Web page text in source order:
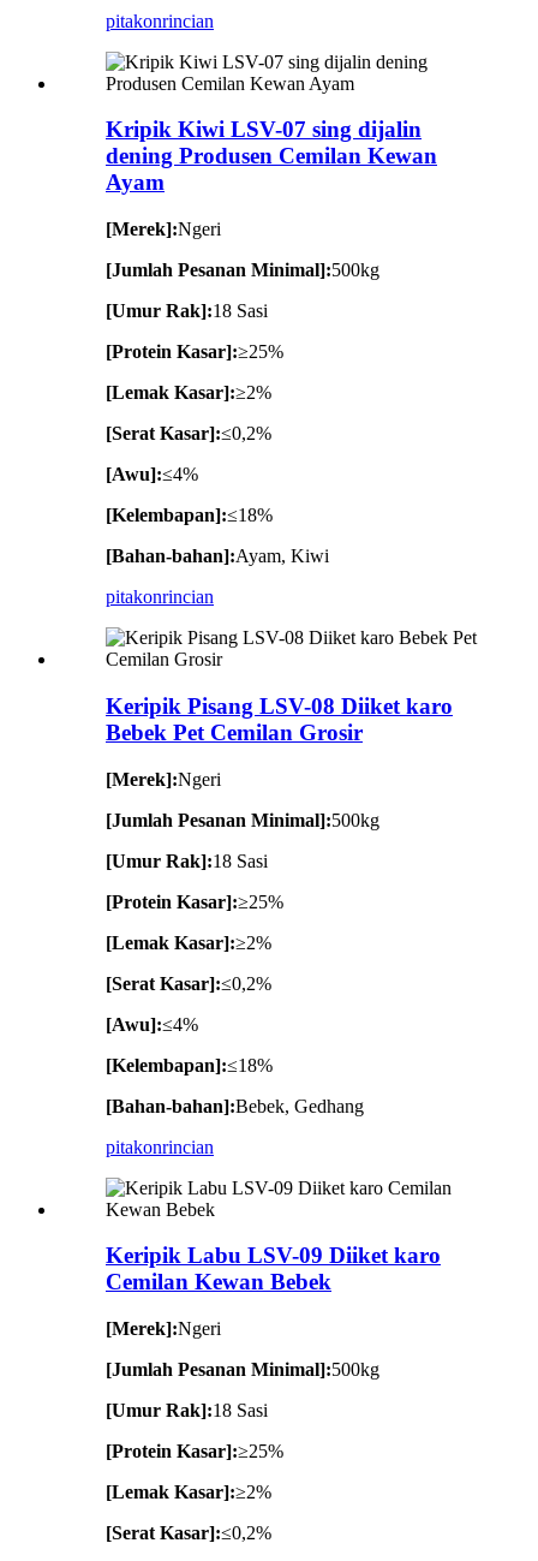
pitakonrincian
Kripik Kiwi LSV-07 sing dijalin
dening Produsen Cemilan Kewan
Ayam
[Merek]:Ngeri
[Jumlah Pesanan Minimal]:500kg
[Umur Rak]:18 Sasi
[Protein Kasar]:≥25%
[Lemak Kasar]:≥2%
[Serat Kasar]:≤0,2%
[Awu]:≤4%
[Kelembapan]:≤18%
[Bahan-bahan]:Ayam, Kiwi
pitakonrincian
Keripik Pisang LSV-08 Diiket karo
Bebek Pet Cemilan Grosir
[Merek]:Ngeri
[Jumlah Pesanan Minimal]:500kg
[Umur Rak]:18 Sasi
[Protein Kasar]:≥25%
[Lemak Kasar]:≥2%
[Serat Kasar]:≤0,2%
[Awu]:≤4%
[Kelembapan]:≤18%
[Bahan-bahan]:Bebek, Gedhang
pitakonrincian
Keripik Labu LSV-09 Diiket karo
Cemilan Kewan Bebek
[Merek]:Ngeri
[Jumlah Pesanan Minimal]:500kg
[Umur Rak]:18 Sasi
[Protein Kasar]:≥25%
[Lemak Kasar]:≥2%
[Serat Kasar]:≤0,2%